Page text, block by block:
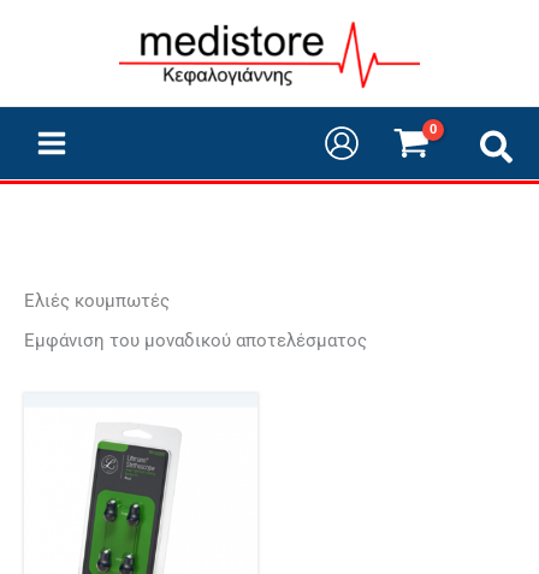
Ελιές κουμπωτές
Εμφάνιση του μοναδικού αποτελέσματος